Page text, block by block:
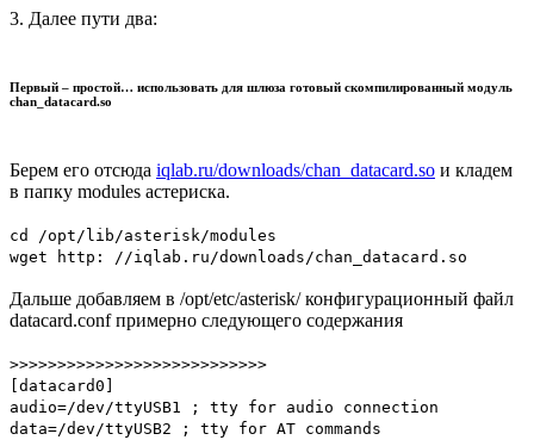
3. Далее пути два:
Первый – простой… использовать для шлюза готовый скомпилированный модуль
chan_datacard.so
Берем его отсюда iqlab.ru/downloads/chan_datacard.so и кладем
в папку modules астериска.
cd /opt/lib/asterisk/modules
wget http: //iqlab.ru/downloads/chan_datacard.so
Дальше добавляем в /opt/etc/asterisk/ конфигурационный файл
datacard.conf примерно следующего содержания
>>>>>>>>>>>>>>>>>>>>>>>>>>>
[datacard0]
audio=/dev/ttyUSB1 ; tty for audio connection
data=/dev/ttyUSB2 ; tty for AT commands